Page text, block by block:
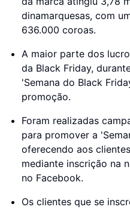
dinamarquesas, com
636.000 coroas.
A maior parte dos
da Black Friday,
'Semana do Black
promoção.
Foram realizadas
para promover a
oferecendo aos
mediante inscrição na
no Facebook.
Os clientes que se